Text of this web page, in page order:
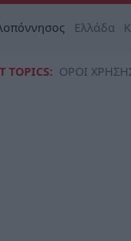
Ελλάδα
TOPICS: ΟΡΟΙ